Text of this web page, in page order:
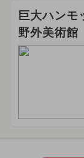
巨大ハンモ
野外美術館